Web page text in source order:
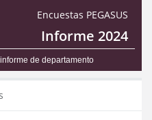
Encuestas PEGASUS
Informe 2024
de departamento